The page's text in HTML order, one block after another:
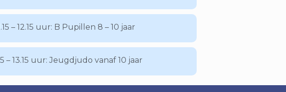
– 12.15 uur: B Pupillen 8 – 10 jaar
– 13.15 uur: Jeugdjudo vanaf 10 jaar